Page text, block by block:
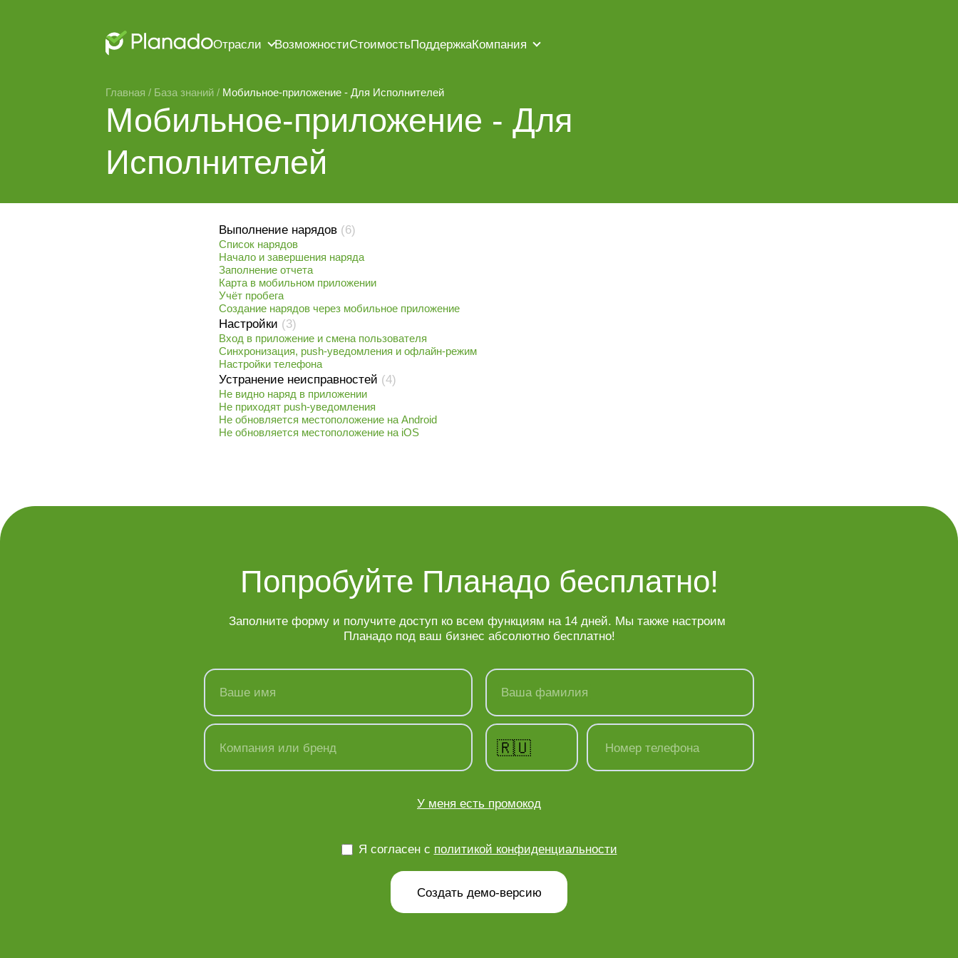
Отрасли ВозможностиСтоимостьПоддержкаКомпания
Главная / База знаний / Мобильное-приложение - Для Исполнителей
Мобильное-приложение - Для
Исполнителей
Выполнение нарядов (6)
Список нарядов
Начало и завершения наряда
Заполнение отчета
Карта в мобильном приложении
Учёт пробега
Создание нарядов через мобильное приложение
Настройки (3)
Вход в приложение и смена пользователя
Синхронизация, push-уведомления и офлайн-режим
Настройки телефона
Устранение неисправностей (4)
Не видно наряд в приложении
Не приходят push-уведомления
Не обновляется местоположение на Android
Не обновляется местоположение на iOS
Попробуйте Планадо бесплатно!
Заполните форму и получите доступ ко всем функциям на 14 дней. Мы также настроим
Планадо под ваш бизнес абсолютно бесплатно!
Ваше имя Ваша фамилия
Компания или бренд 🇷🇺 Номер телефона
У меня есть промокод
Я согласен с политикой конфиденциальности
Создать демо-версию